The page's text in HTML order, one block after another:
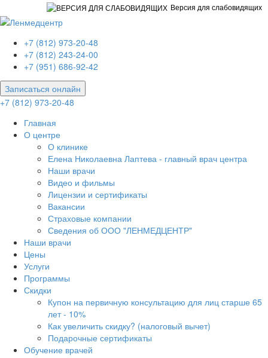
Версия для слабовидящих
+7 (812) 973-20-48
+7 (812) 243-24-00
+7 (951) 686-92-42
Записаться онлайн
+7 (812) 973-20-48
Главная
О центре
О клинике
Елена Николаевна Лаптева - главный врач центра
Наши врачи
Видео и фильмы
Лицензии и сертификаты
Вакансии
Страховые компании
Сведения об ООО "ЛЕНМЕДЦЕНТР"
Наши врачи
Цены
Услуги
Программы
Скидки
Купон на первичную консультацию для лиц старше 65
лет - 10%
Как увеличить скидку? (налоговый вычет)
Подарочные сертификаты
Обучение врачей